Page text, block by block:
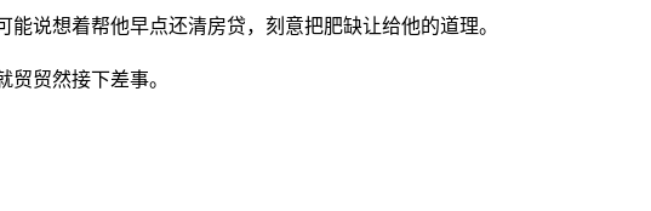
说想着帮他早点还清房贷，刻意把肥缺让给他的道理。
贸然接下差事。